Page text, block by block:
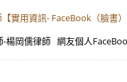
實用資訊- FaceBook（臉書
-楊岡儒律師 網友個人